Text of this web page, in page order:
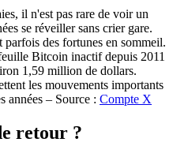
les mouvements importants
années – Source : Compte X
retour ?